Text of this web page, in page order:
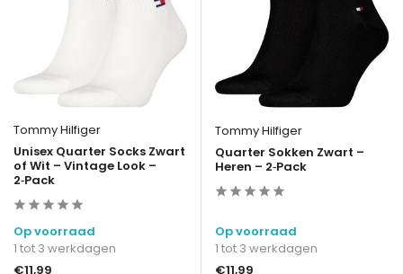
Tommy Hilfiger
Unisex Quarter Socks Zwart
of Wit – Vintage Look –
2‑Pack
Op voorraad
1 tot 3 werkdagen
€11,99
Tommy Hilfiger
Quarter Sokken Zwart –
Heren – 2‑Pack
Op voorraad
1 tot 3 werkdagen
€11,99